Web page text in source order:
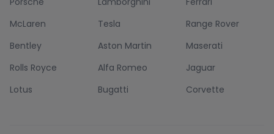
McLaren
Tesla
Range Rover
Bentley
Aston Martin
Maserati
Rolls Royce
Alfa Romeo
Jaguar
Lotus
Bugatti Corvette